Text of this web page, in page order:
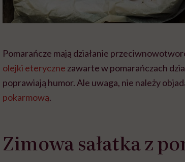
Pomarańcze mają działanie
olejki eteryczne zawarte w pomarańczach
poprawiają humor. Ale uwaga, nie należy
pokarmową.
Zimowa sałatka z